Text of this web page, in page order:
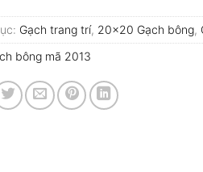
Gạch trang trí, 20x20 Gạch bông,
bông mã 2013